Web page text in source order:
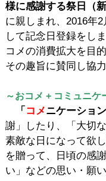
様に感謝する祭日（新
に親しまれ、2016年2
して記念日登録をしま
コメの消費拡大を目
その趣旨に賛同し協
～おコメ + コミュニケ
「 コメニケーション
謝」したり、「大切
素敵な日になって欲
を贈って、日頃の感
い」などの思い・願